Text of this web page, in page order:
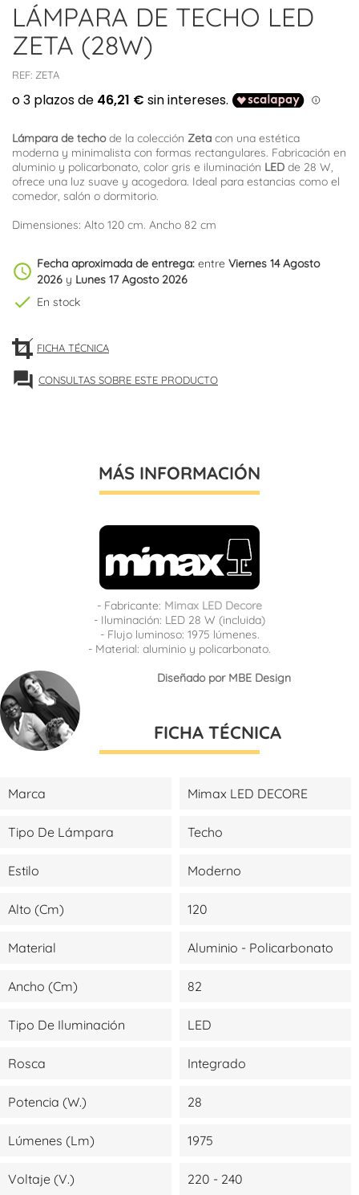
LÁMPARA DE TECHO LED
ZETA (28W)
REF: ZETA
Lámpara de techode la colección Zeta con una estética
moderna y minimalista con formas rectangulares. Fabricación en
aluminio y policarbonato, color gris e iluminación LED de 28 W,
ofrece una luz suave y acogedora. Ideal para estancias como el
comedor, salón o dormitorio.
Dimensiones: Alto 120 cm. Ancho 82 cm
schedule Fecha aproximada de entrega: entre Viernes 14 Agosto
2026 y Lunes 17 Agosto 2026
check En stock
FICHA TÉCNICA
forum CONSULTAS SOBRE ESTE PRODUCTO
MÁS INFORMACIÓN
- Fabricante: Mimax LED Decore
- Iluminación: LED 28 W (incluida)
- Flujo luminoso: 1975 lúmenes.
- Material: aluminio y policarbonato.
Diseñado por MBE Design
FICHA TÉCNICA
Marca Mimax LED DECORE
Tipo De Lámpara Techo
Estilo Moderno
Alto (cm) 120
Material Aluminio - Policarbonato
Ancho (cm) 82
Tipo De Iluminación LED
Rosca Integrado
Potencia (W.) 28
Lúmenes (lm) 1975
Voltaje (V.) 220 - 240